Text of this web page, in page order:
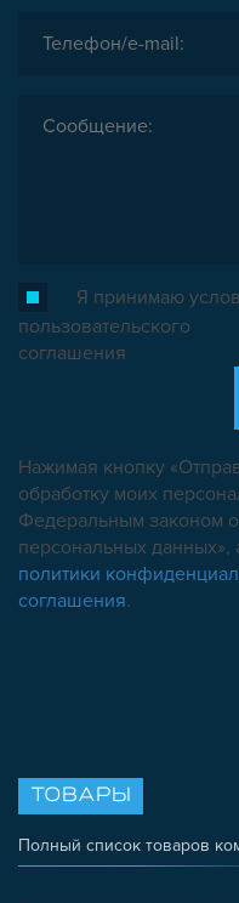
Я принимаю
пользовательского
соглашения
Нажимая кнопку
обработку моих
Федеральным законом
персональных
политики
соглашения.
ТОВАРЫ
Полный список товаров